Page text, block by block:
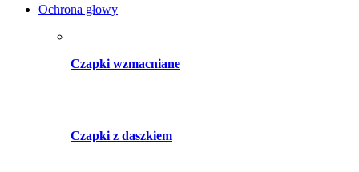
Ochrona głowy
Czapki wzmacniane
Czapki z daszkiem